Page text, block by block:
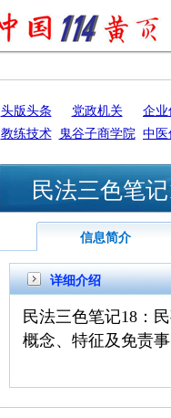
头版头条 党政机关 企业
教练技术
鬼谷子商学院 中医
民法三色笔
信息简介
详细介绍
民法三色笔记18：
概念、特征及免责事